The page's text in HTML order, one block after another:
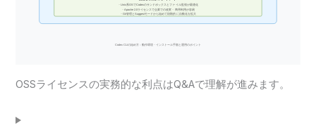
OSSライセンスの実務的な利点はQ&Aで理解が進みます。